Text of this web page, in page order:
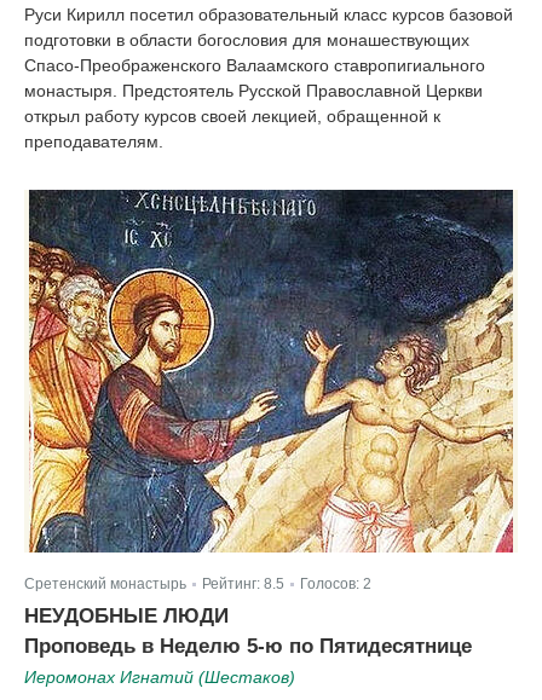
Руси Кирилл посетил образовательный класс курсов базовой
подготовки в области богословия для монашествующих
Спасо-Преображенского Валаамского ставропигиального
монастыря. Предстоятель Русской Православной Церкви
открыл работу курсов своей лекцией, обращенной к
преподавателям.
Сретенский монастырь Рейтинг: 8.5 Голосов: 2
НЕУДОБНЫЕ ЛЮДИ
Проповедь в Неделю 5-ю по Пятидесятнице
Иеромонах Игнатий (Шестаков)